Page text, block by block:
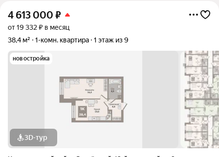
4 613 000 ₽
от 19 332 ₽ в месяц
38,4 м²
1-комн. квартира 1 этаж из 9
новостройка
3D-тур